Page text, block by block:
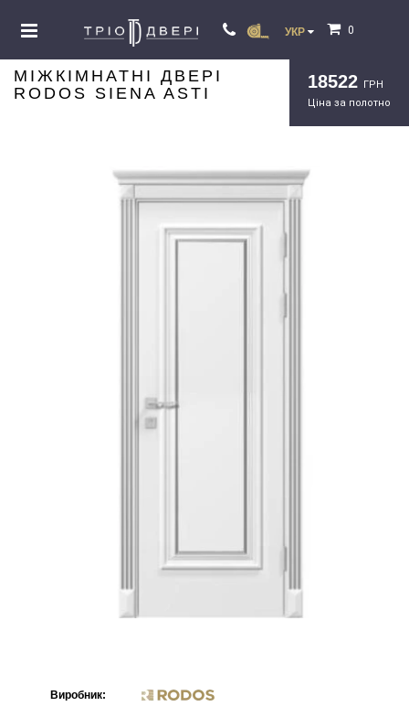
УКР 0
МІЖКІМНАТНІ ДВЕРІ
RODOS SIENA ASTI
18522 ГРН
Ціна за полотно
Виробник: